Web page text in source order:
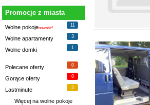
Promocje z miasta
Wolne pokojenowość!
11
Wolne apartamenty 3
Wolne domki 1
Polecane oferty 0
Gorące oferty 0
Lastminute 2
Więcej na wolne pokoje